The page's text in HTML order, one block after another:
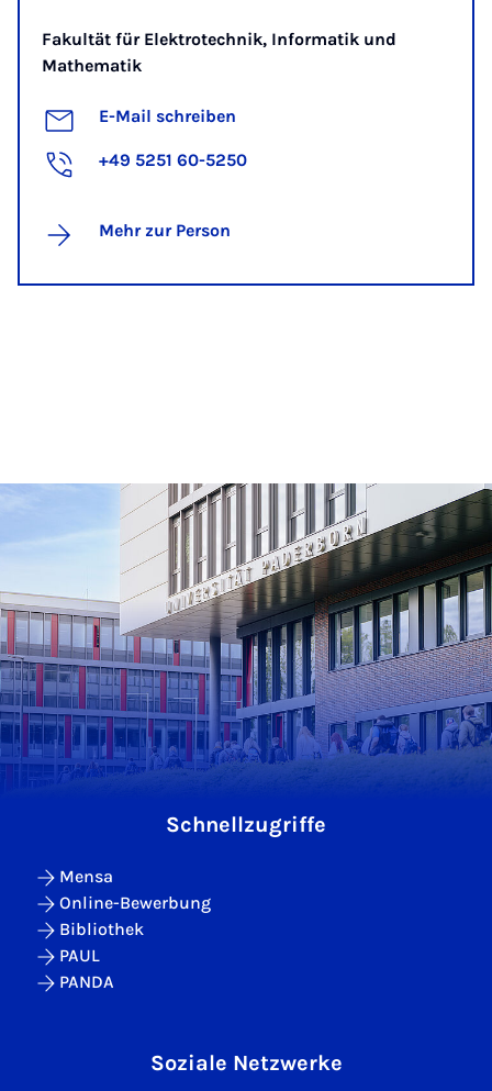
Fakultät für Elektrotechnik, Informatik und
Mathematik
E-Mail schreiben
+49 5251 60-5250
Mehr zur Person
Schnellzugriffe
Mensa
Online-Bewerbung
Bibliothek
PAUL
PANDA
Soziale Netzwerke